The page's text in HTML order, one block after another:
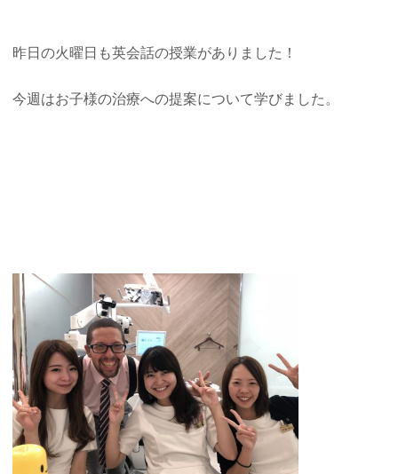
昨日の火曜日も英会話の授業がありました！
今週はお子様の治療への提案について学びました。